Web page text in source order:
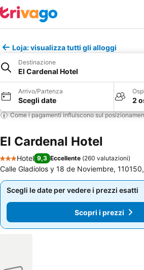
Loja: visualizza tutti gli alloggi
Destinazione
El Cardenal Hotel
Arrivo/Partenza
Scegli date 2
Come i pagamenti influiscono sul
El Cardenal Hotel
3 Stelle
Hotel 9,3 Eccellente (260 valutazioni)
Calle Gladiolos y 18 de Noviembre,
Scegli le date per vedere i prezzi esatti
Scopri i prezzi
Scegli le date per vedere i prezzi esatti
Scopri i prezzi